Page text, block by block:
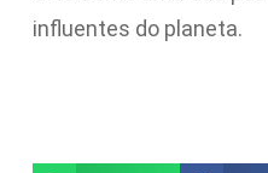
influentes do planeta.